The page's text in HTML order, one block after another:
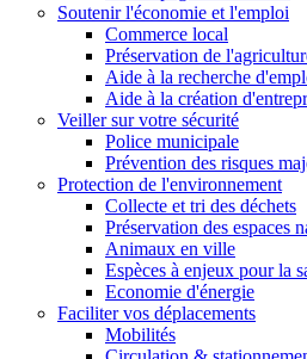
Soutenir l'économie et l'emploi
Commerce local
Préservation de
Aide à la recherche
Aide à la création
Veiller sur votre sécurité
Police municipale
Prévention des risques
Protection de l'environnement
Collecte et tri des déchets
Préservation des espaces
Animaux en ville
Espèces à enjeux pour la
Economie d'énergie
Faciliter vos déplacements
Mobilités